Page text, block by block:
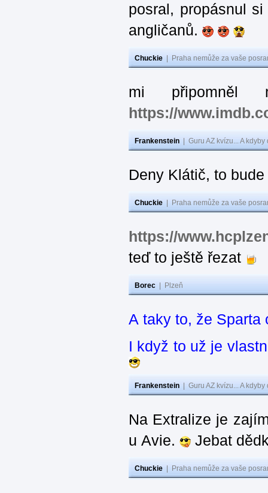
posral, propásnul
angličanů.
Chuckie Praha nemůže za vaše
mi připomněl
https://
Frankenstein Guru AZ kvízu... A
Deny Klátič, to
Chuckie Praha nemůže za vaše
https://
teď to ještě řezat
Borec Plzeň
A taky to, že
I když to už je
Frankenstein Guru AZ kvízu... A
Na Extralize je
u Avie.
Jebat
Chuckie Praha nemůže za vaše